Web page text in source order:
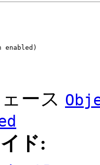
enabled)
ース
ド: